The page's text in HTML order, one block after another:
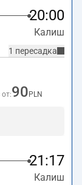
20:00
Калиш
1 пересадка
от:90 PLN
21:17
Калиш